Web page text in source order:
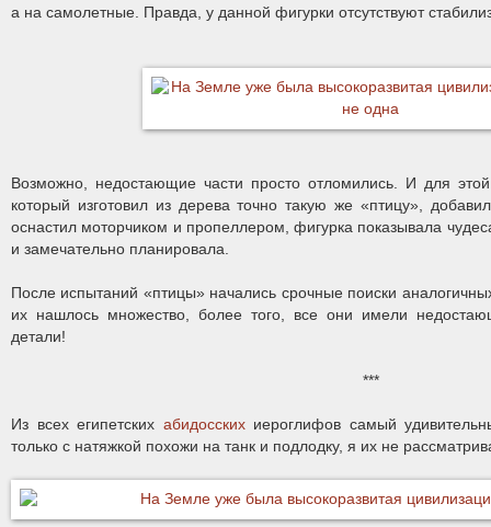
а на самолетные. Правда, у данной фигурки отсутствуют
Возможно, недостающие части просто отломились. И для
который изготовил из дерева точно такую же «птицу»,
оснастил моторчиком и пропеллером, фигурка показывала
и замечательно планировала.
После испытаний «птицы» начались срочные поиски
их нашлось множество, более того, все они имели
детали!
***
Из всех египетских абидосских иероглифов самый
только с натяжкой похожи на танк и подлодку, я их не